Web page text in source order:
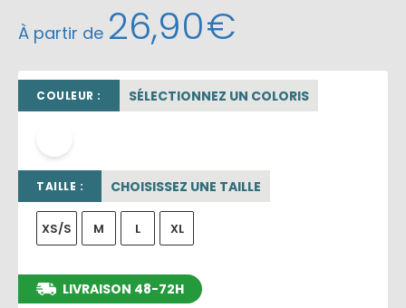
À partir de 26,90€
COULEUR : SÉLECTIONNEZ UN COLORIS
TAILLE : CHOISISSEZ UNE TAILLE
XS/S M L XL
LIVRAISON 48-72H